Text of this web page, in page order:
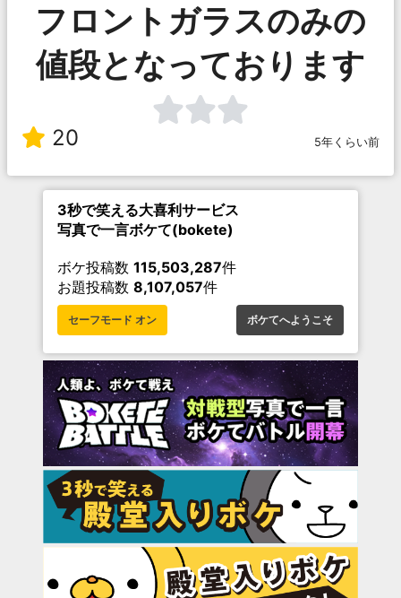
フロントガラスのみの
値段となっております
20 5年くらい前
3秒で笑える大喜利サービス
写真で一言ボケて(bokete)
ボケ投稿数 115,503,287件
お題投稿数 8,107,057件
セーフモード オン ボケてへようこそ